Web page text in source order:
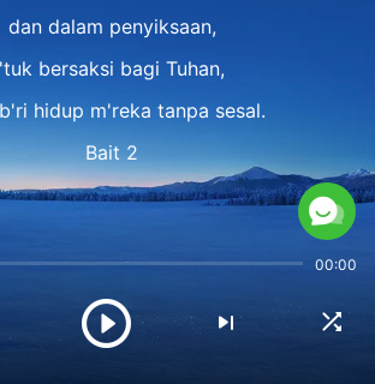
dan dalam penyiksaan,
'tuk bersaksi bagi Tuhan,
hidup m'reka tanpa sesal.
Bait 2
kau punya tekad ini, b'rarti:
dan miliki karya Roh Kudus.
harus tahu kau tak dig'rakkan
dorongan itu setiap saat.
00:00